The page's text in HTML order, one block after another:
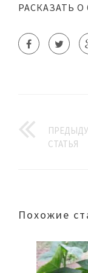
РАСКАЗАТЬ О
СТАТЬЯ
Похожие